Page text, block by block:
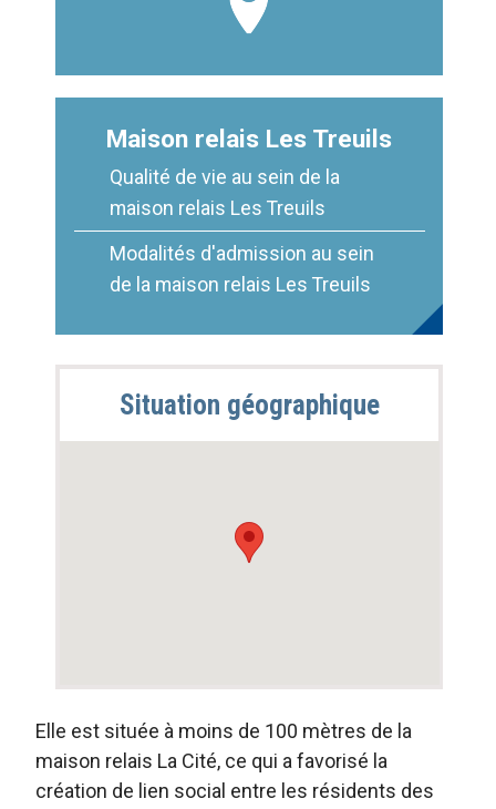
Maison relais Les Treuils
Qualité de vie au sein de la
maison relais Les Treuils
Modalités d'admission au sein
de la maison relais Les Treuils
Situation géographique
Description
(suite)
Elle est située à moins de 100 mètres de la
maison relais La Cité, ce qui a favorisé la
création de lien social entre les résidents des